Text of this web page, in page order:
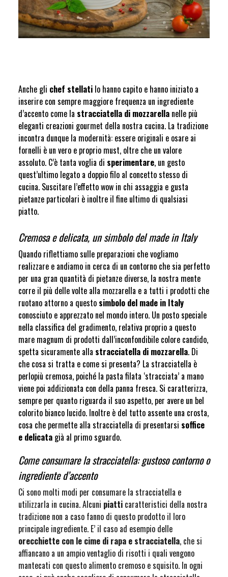
Anche gli chef stellati lo hanno capito e hanno iniziato a
inserire con sempre maggiore frequenza un ingrediente
d’accento come la stracciatella di mozzarella nelle più
eleganti creazioni gourmet della nostra cucina. La tradizione
incontra dunque la modernità: essere originali e osare ai
fornelli è un vero e proprio must, oltre che un valore
assoluto. C’è tanta voglia di sperimentare, un gesto
quest’ultimo legato a doppio filo al concetto stesso di
cucina. Suscitare l’effetto wow in chi assaggia e gusta
pietanze particolari è inoltre il fine ultimo di qualsiasi
piatto.
Cremosa e delicata, un simbolo del made in Italy
Quando riflettiamo sulle preparazioni che vogliamo
realizzare e andiamo in cerca di un contorno che sia perfetto
per una gran quantità di pietanze diverse, la nostra mente
corre il più delle volte alla mozzarella e a tutti i prodotti che
ruotano attorno a questo simbolo del made in Italy
conosciuto e apprezzato nel mondo intero. Un posto speciale
nella classifica del gradimento, relativa proprio a questo
mare magnum di prodotti dall’inconfondibile colore candido,
spetta sicuramente alla stracciatella di mozzarella. Di
che cosa si tratta e come si presenta? La stracciatella è
perlopiù cremosa, poiché la pasta filata ‘stracciata’ a mano
viene poi addizionata con della panna fresca. Si caratterizza,
sempre per quanto riguarda il suo aspetto, per avere un bel
colorito bianco lucido. Inoltre è del tutto assente una crosta,
cosa che permette alla stracciatella di presentarsi soffice
e delicata già al primo sguardo.
Come consumare la stracciatella: gustoso contorno o
ingrediente d’accento
Ci sono molti modi per consumare la stracciatella e
utilizzarla in cucina. Alcuni piatti caratteristici della nostra
tradizione non a caso fanno di questo prodotto il loro
principale ingrediente. E’ il caso ad esempio delle
orecchiette con le cime di rapa e stracciatella, che si
affiancano a un ampio ventaglio di risotti i quali vengono
mantecati con questo alimento cremoso e squisito. In ogni